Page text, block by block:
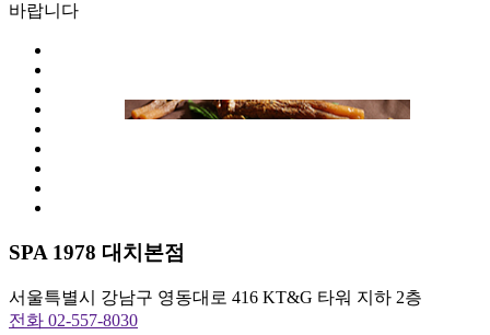
바랍니다
SPA 1978 대치본점
서울특별시 강남구 영동대로 416 KT&G 타워 지하 2층
전화 02-557-8030